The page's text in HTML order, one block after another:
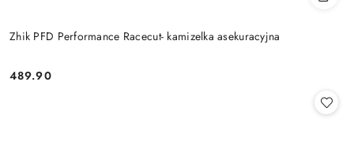
Zhik PFD Performance Racecut- kamizelka asekuracyjna
Cena:
489.90